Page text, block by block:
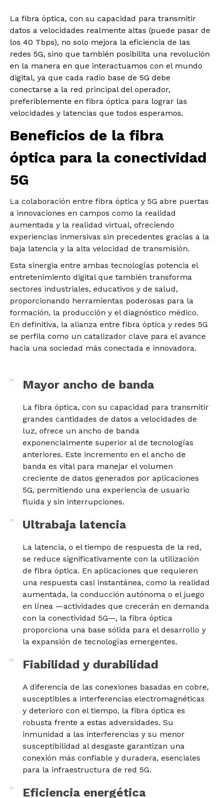
La fibra óptica, con su capacidad para transmitir
datos a velocidades realmente altas (puede pasar de
los 40 Tbps), no solo mejora la eficiencia de las
redes 5G, sino que también posibilita una revolución
en la manera en que interactuamos con el mundo
digital, ya que cada radio base de 5G debe
conectarse a la red principal del operador,
preferiblemente en fibra óptica para lograr las
velocidades y latencias que todos esperamos.
Beneficios de la fibra
óptica para la conectividad
5G
La colaboración entre fibra óptica y 5G abre puertas
a innovaciones en campos como la realidad
aumentada y la realidad virtual, ofreciendo
experiencias inmersivas sin precedentes gracias a la
baja latencia y la alta velocidad de transmisión.
Esta sinergia entre ambas tecnologías potencia el
entretenimiento digital que también transforma
sectores industriales, educativos y de salud,
proporcionando herramientas poderosas para la
formación, la producción y el diagnóstico médico.
En definitiva, la alianza entre fibra óptica y redes 5G
se perfila como un catalizador clave para el avance
hacia una sociedad más conectada e innovadora.
Mayor ancho de banda
La fibra óptica, con su capacidad para transmitir
grandes cantidades de datos a velocidades de
luz, ofrece un ancho de banda
exponencialmente superior al de tecnologías
anteriores. Este incremento en el ancho de
banda es vital para manejar el volumen
creciente de datos generados por aplicaciones
5G, permitiendo una experiencia de usuario
fluida y sin interrupciones.
Ultrabaja latencia
La latencia, o el tiempo de respuesta de la red,
se reduce significativamente con la utilización
de fibra óptica. En aplicaciones que requieren
una respuesta casi instantánea, como la realidad
aumentada, la conducción autónoma o el juego
en línea —actividades que crecerán en demanda
con la conectividad 5G—, la fibra óptica
proporciona una base sólida para el desarrollo y
la expansión de tecnologías emergentes.
Fiabilidad y durabilidad
A diferencia de las conexiones basadas en cobre,
susceptibles a interferencias electromagnéticas
y deterioro con el tiempo, la fibra óptica es
robusta frente a estas adversidades. Su
inmunidad a las interferencias y su menor
susceptibilidad al desgaste garantizan una
conexión más confiable y duradera, esenciales
para la infraestructura de red 5G.
Eficiencia energética